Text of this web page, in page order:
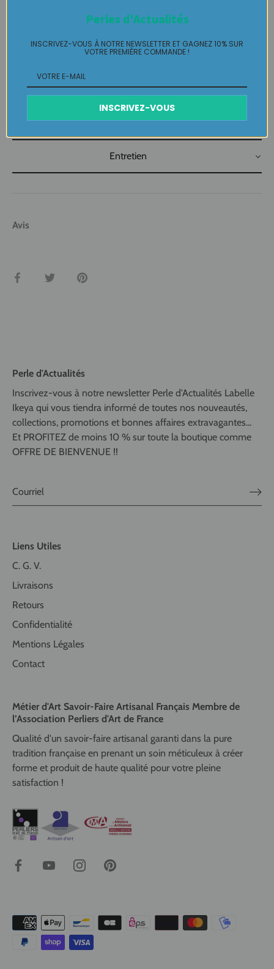
vu, jamais porté que par celle qui l'adopte et s'en pare ….
Plaisir de Créer, Désir de Plaire !
Livraison
Retours Gratuits
Entretien
Avis
Partager TweeterÉpingler
Perle d'Actualités
Inscrivez-vous à notre newsletter Perle d'Actualités Labelle
Ikeya qui vous tiendra informé de toutes nos nouveautés,
collections, promotions et bonnes affaires extravagantes...
Et PROFITEZ de moins 10 % sur toute la boutique comme
OFFRE DE BIENVENUE !!
Liens Utiles
C. G. V.
Livraisons
Retours
Confidentialité
Mentions Légales
Contact
Métier d'Art Savoir-Faire Artisanal Français Membre de
l’Association Perliers d'Art de France
Qualité d'un savoir-faire artisanal garanti dans la pure
tradition française en prenant un soin méticuleux à créer
forme et produit de haute qualité pour votre pleine
satisfaction !
Perles d'Actualités
INSCRIVEZ-VOUS À NOTRE NEWSLETTER ET GAGNEZ 10% SUR
VOTRE PREMIÈRE COMMANDE !
INSCRIVEZ-VOUS